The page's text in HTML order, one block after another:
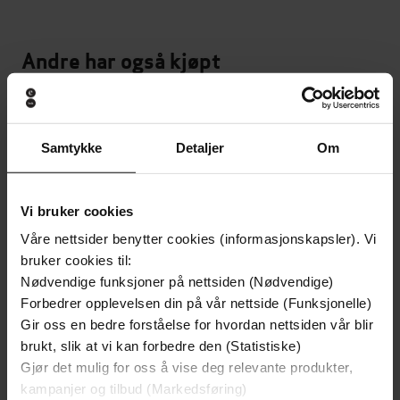
Samtykke Detaljer Om
Vi bruker cookies
Våre nettsider benytter cookies (informasjonskapsler). Vi
bruker cookies til:
Nødvendige funksjoner på nettsiden (Nødvendige)
Forbedrer opplevelsen din på vår nettside (Funksjonelle)
Gir oss en bedre forståelse for hvordan nettsiden vår blir
brukt, slik at vi kan forbedre den (Statistiske)
Gjør det mulig for oss å vise deg relevante produkter,
kampanjer og tilbud (Markedsføring)
Andre har også kjøpt
129,-
Premium